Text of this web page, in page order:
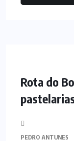
Rota do
PEDRO ANTUNES